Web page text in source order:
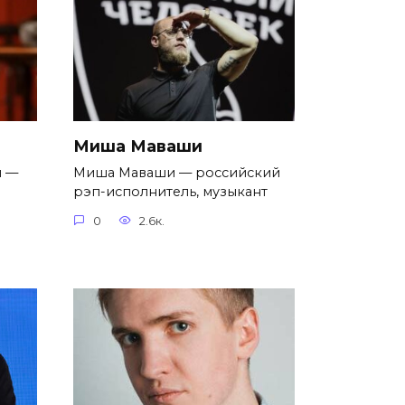
—
Миша Маваши
Миша Маваши — российский
рэп-исполнитель, музыкант
0 2.6к.